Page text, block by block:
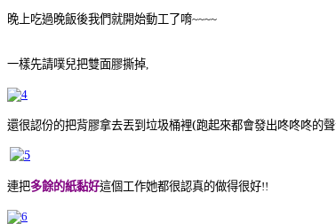
晚上吃過晚飯後我們就開始動工了唷~~~~
一樣先請噗兒把雙面膠撕掉
還很認份的把背膠拿去丟到垃圾桶裡(跑起來都會發出咚咚咚的
連把多餘的紙黏好這個工作她都很認真的做得很好!!